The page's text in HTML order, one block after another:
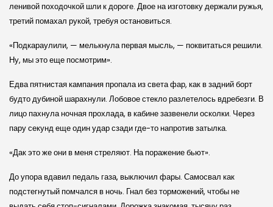
ленивой походочкой шли к дороге. Двое на изготовку держали ружья,
третий помахал рукой, требуя остановиться.
«Подкараулили, — мелькнула первая мысль, — поквитаться решили.
Ну, мы это еще посмотрим».
Едва пятнистая кампания пропала из света фар, как в задний борт
будто дубиной шарахнули. Лобовое стекло разлетелось вдребезги. В
лицо пахнула ночная прохлада, в кабине зазвенели осколки. Через
пару секунд еще один удар сзади где-то напротив затылка.
«Дак это же они в меня стреляют. На поражение бьют».
До упора вдавил педаль газа, выключил фары. Самосвал как
подстегнутый помчался в ночь. Гнал без торможений, чтобы не